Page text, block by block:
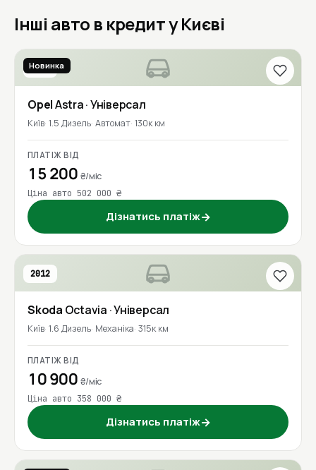
Інші авто в кредит у Києві
2020
Новинка
OpelAstra· Універсал
Київ 1.5 Дизель Автомат 130к км
ПЛАТІЖ ВІД
15 200 ₴/міс
Ціна авто 502 000 ₴
Дізнатись платіж→
2012
Skoda Octavia · Універсал
Київ 1.6 Дизель Механіка 315к км
ПЛАТІЖ ВІД
10 900 ₴/міс
Ціна авто 358 000 ₴
Дізнатись платіж→